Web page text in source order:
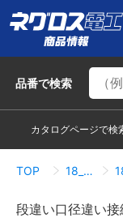
品番で検索
カタログページで検
TOP 18_冷媒管ラック
段違い口径違い接